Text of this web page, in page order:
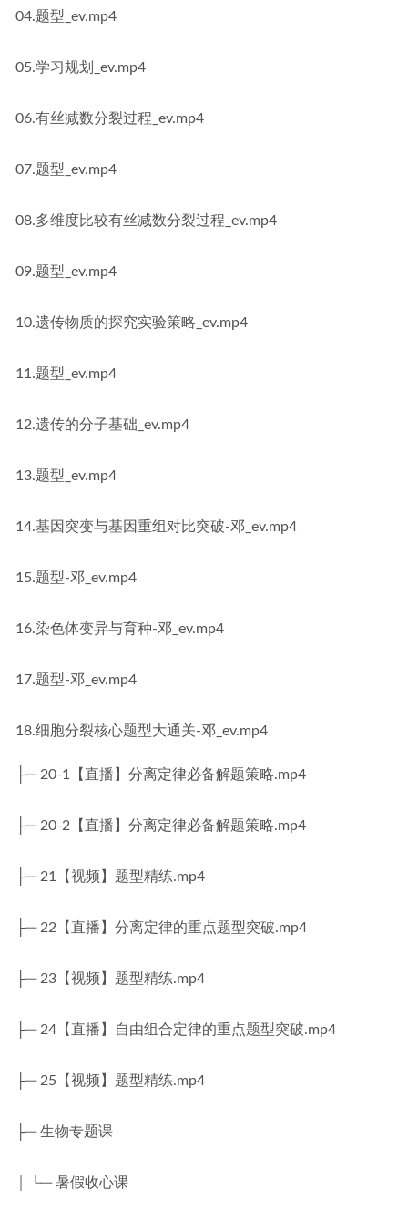
04.题型_ev.mp4
05.学习规划_ev.mp4
06.有丝减数分裂过程_ev.mp4
07.题型_ev.mp4
08.多维度比较有丝减数分裂过程_ev.mp4
09.题型_ev.mp4
10.遗传物质的探究实验策略_ev.mp4
11.题型_ev.mp4
12.遗传的分子基础_ev.mp4
13.题型_ev.mp4
14.基因突变与基因重组对比突破-邓_ev.mp4
15.题型-邓_ev.mp4
16.染色体变异与育种-邓_ev.mp4
17.题型-邓_ev.mp4
18.细胞分裂核心题型大通关-邓_ev.mp4
├─ 20-1【直播】分离定律必备解题策略.mp4
├─ 20-2【直播】分离定律必备解题策略.mp4
├─ 21【视频】题型精练.mp4
├─ 22【直播】分离定律的重点题型突破.mp4
├─ 23【视频】题型精练.mp4
├─ 24【直播】自由组合定律的重点题型突破.mp4
├─ 25【视频】题型精练.mp4
├─ 生物专题课
│ └─ 暑假收心课